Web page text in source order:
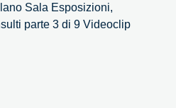
Sala Esposizioni,
parte 3 di 9 Videoclip